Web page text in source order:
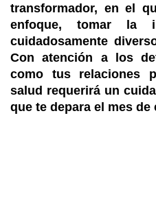
transformador, en el
enfoque, tomar la
cuidadosamente
Con atención a los
como tus relaciones
salud requerirá un
que te depara el mes de